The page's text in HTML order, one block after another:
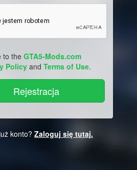
to the GTA5-Mods.com
Policyand Terms of Use.
konto? Zaloguj się tutaj.